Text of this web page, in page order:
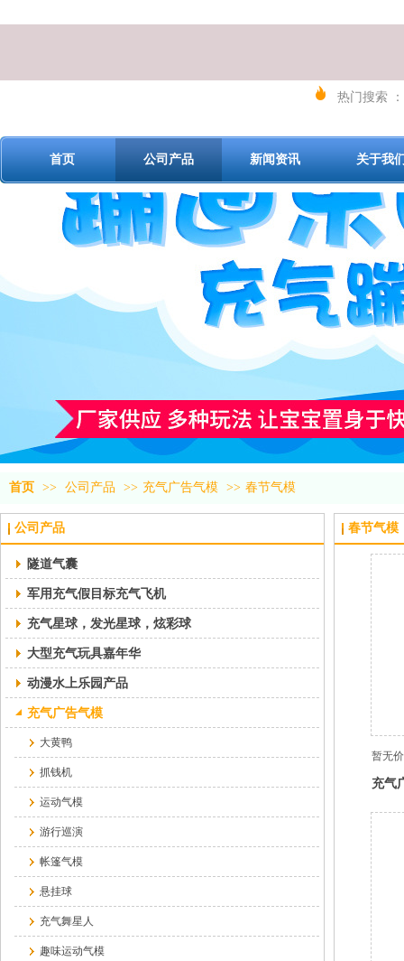
热门搜索 ：
首页 公司产品 新闻资讯 关于我
首页 >> 公司产品 >> 充气广告气模 >> 春节气模
公司产品
隧道气囊
军用充气假目标充气飞机
充气星球，发光星球，炫彩球
大型充气玩具嘉年华
动漫水上乐园产品
充气广告气模
大黄鸭
抓钱机
运动气模
游行巡演
帐篷气模
悬挂球
充气舞星人
趣味运动气模
春节气模
暂无
充气